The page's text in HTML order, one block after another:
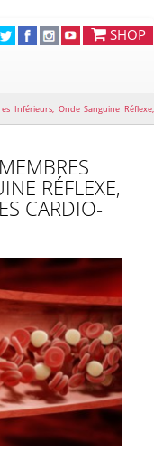
SHOP
Inférieurs, Onde Sanguine Réflexe,
RÉFLEXE,
CARDIO-